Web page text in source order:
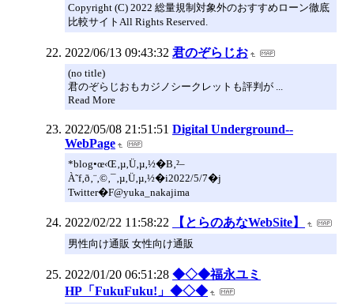
Copyright (C) 2022 総量規制対象外のおすすめローン徹底
比較サイトAll Rights Reserved.
2022/06/13 09:43:32 君のぞらじお
(no title)
君のぞらじおもカジノシークレットも評判が ...
Read More
2022/05/08 21:51:51 Digital Underground--
WebPage
*blog•œ‹Œ‚µ‚Ü‚µ‚½�B‚²–
À˜f‚ð‚¨‚©‚¯‚µ‚Ü‚µ‚½�i2022/5/7�j
Twitter�F@yuka_nakajima
2022/02/22 11:58:22 【とらのあなWebSite】
男性向け通販 女性向け通販
2022/01/20 06:51:28 ◆◇◆福永ユミ
HP「FukuFuku!」◆◇◆